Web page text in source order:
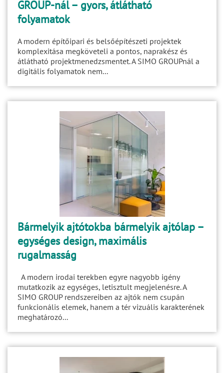
GROUP-nál – gyors, átlátható
folyamatok
A modern építőipari és belsőépítészeti projektek
komplexitása megköveteli a pontos, naprakész és
átlátható projektmenedzsmentet. A SIMO GROUPnál a
digitális folyamatok nem...
Bármelyik ajtótokba bármelyik ajtólap –
egységes design, maximális
rugalmasság
A modern irodai terekben egyre nagyobb igény
mutatkozik az egységes, letisztult megjelenésre. A
SIMO GROUP rendszereiben az ajtók nem csupán
funkcionális elemek, hanem a tér vizuális karakterének
meghatározó...